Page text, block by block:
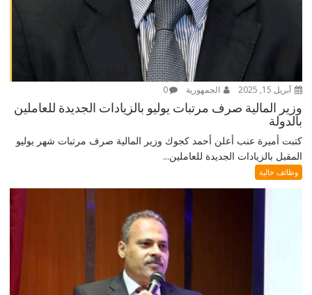
أبريل 15, 2025 الجمهورية 0
وزير المالية صرف مرتبات يوليو بالزيادات الجديدة للعاملين
بالدولة
كتبت أميرة عنب أعلن أحمد كجوك وزير المالية صرف مرتبات شهر يوليو
المقبل بالزيادات الجديدة للعاملين...
وظائف خالية